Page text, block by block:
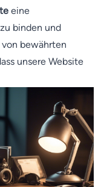
eine
binden und
von bewährten
unsere Website